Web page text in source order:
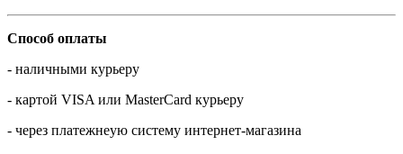
Способ оплаты
- наличными курьеру
- картой VISA или MasterCard курьеру
- через платежнеую систему интернет-магазина